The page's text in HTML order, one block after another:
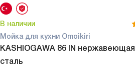
В наличии
Мойка для кухни Omoikiri
KASHIOGAWA 86 IN нержавеющая
сталь